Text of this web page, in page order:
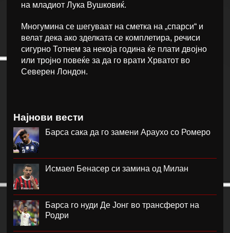
на младиот Лука Вушковиќ.
Многумина се шегуваат на сметка на „спарси“ и
велат дека ако зделката се комплетира, речиси
сигурно Тотнем за некоја година ќе плати двојно
или тројно повеќе за да го врати Хрватот во
Северен Лондон.
Најнови вести
Барса сака да го замени Араухо со Ромеро
Исмаел Бенасер си замина од Милан
Барса го нуди Де Јонг во трансферот на
Родри